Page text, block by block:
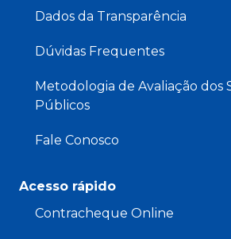
Dados da Transparência
Dúvidas Frequentes
Metodologia de Avaliação dos
Públicos
Fale Conosco
Acesso rápido
Contracheque Online